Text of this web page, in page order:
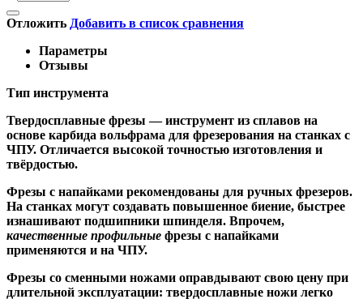
Отложить Добавить в список сравнения
Параметры
Отзывы
Тип инструмента
Твердосплавные фрезы — инструмент из сплавов на
основе карбида вольфрама для фрезерования на станках с
ЧПУ. Отличается высокой точностью изготовления и
твёрдостью.
Фрезы с напайками рекомендованы для ручных фрезеров.
На станках могут создавать повышенное биение, быстрее
изнашивают подшипники шпинделя. Впрочем,
качественные профильные фрезы с напайками
применяются и на ЧПУ.
Фрезы со сменными ножами оправдывают свою цену при
длительной эксплуатации: твердосплавные ножи легко